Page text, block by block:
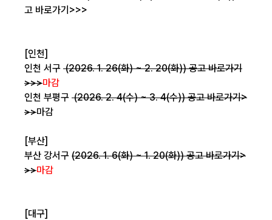
고 바로가기>>>
[인천]
인천 서구 (2026. 1. 26(화) ~ 2. 20(화))공고 바로가기
>>>마감
인천 부평구 (2026. 2. 4(수) ~ 3. 4(수))공고 바로가기>
>>마감
[부산]
부산 강서구 (2026. 1. 6(화) ~ 1. 20(화))공고 바로가기>
>>마감
[대구]